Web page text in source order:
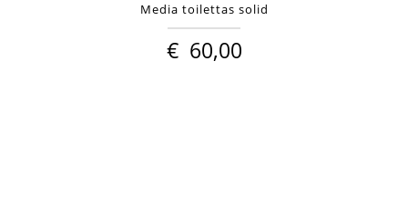
Media toilettas solid
€ 60,00